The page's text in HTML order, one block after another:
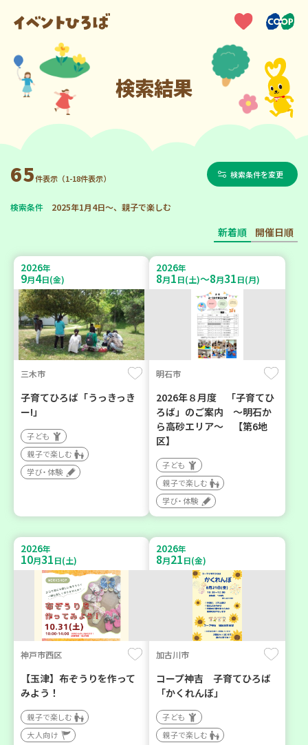
検索結果
65件表示（1-18件表示） 検索条件を変更
検索条件 2025年1月4日～、親子で楽しむ
新着順 開催日順
2026年
9月4日(金)
三木市
子育てひろば「うっきっき
ー!」
子ども
親子で楽しむ
学び・体験
2026年
8月1日(土)～8月31日(月)
明石市
2026年８月度 「子育てひ
ろば」のご案内 ～明石か
ら高砂エリア～ 【第6地
区】
子ども
親子で楽しむ
学び・体験
2026年
10月31日(土)
神戸市西区
【玉津】布ぞうりを作って
みよう！
親子で楽しむ
大人向け
2026年
8月21日(金)
加古川市
コープ神吉 子育てひろば
「かくれんぼ」
子ども
親子で楽しむ